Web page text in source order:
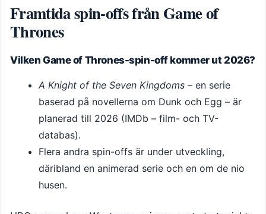
Framtida spin-offs från Game of
Thrones
Vilken Game of Thrones-spin-off kommer ut 2026?
A Knight of the Seven Kingdoms – en serie
baserad på novellerna om Dunk och Egg – är
planerad till 2026 (IMDb – film- och TV-
databas).
Flera andra spin-offs är under utveckling,
däribland en animerad serie och en om de nio
husen.